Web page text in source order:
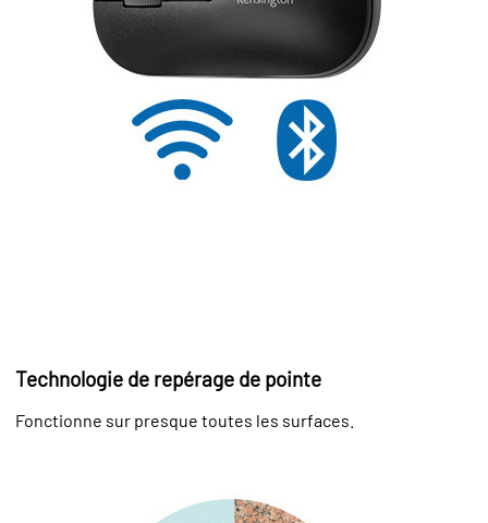
Technologie de repérage de pointe
Fonctionne sur presque toutes les surfaces.